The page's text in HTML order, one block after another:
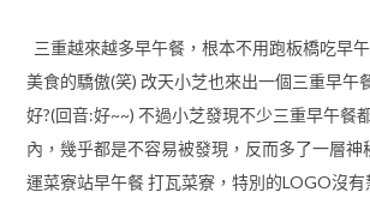
三重越來越多早午餐，根本不用跑板橋吃早
美食的驕傲(笑) 改天小芝也來出一個三重早午
好?(回音:好~~) 不過小芝發現不少三重早午餐
內，幾乎都是不容易被發現，反而多了一層
運菜寮站早午餐 打瓦菜寮，特別的LOGO沒